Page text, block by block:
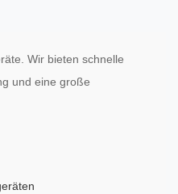
Wir bieten schnelle
und eine große